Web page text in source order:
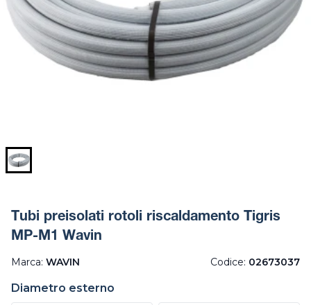
Tubi preisolati rotoli riscaldamento Tigris
MP-M1 Wavin
Marca: WAVIN Codice: 02673037
Diametro esterno